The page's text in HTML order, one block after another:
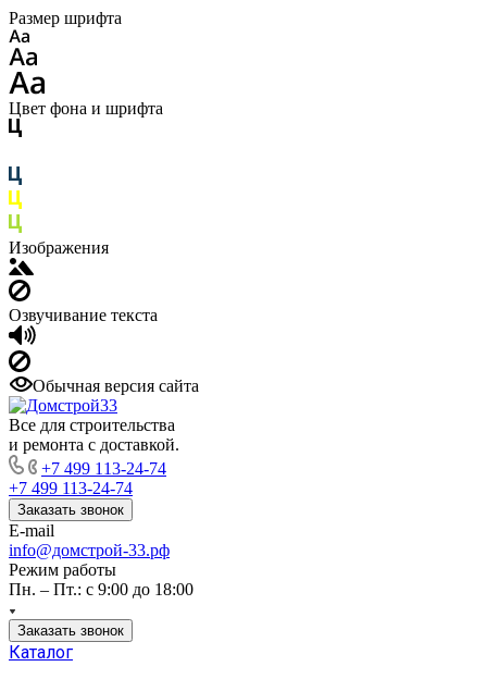
Размер шрифта
Цвет фона и шрифта
Изображения
Озвучивание текста
Обычная версия сайта
Все для строительства
и ремонта с доставкой.
+7 499 113-24-74
+7 499 113-24-74
Заказать звонок
E-mail
info@домстрой-33.рф
Режим работы
Пн. – Пт.: с 9:00 до 18:00
Заказать звонок
Каталог